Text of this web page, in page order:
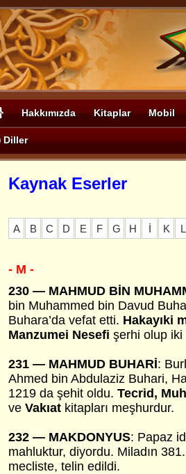
Hakkımızda Kitaplar Mobil
Diller
Kaynak Eserler
A B C D E F G H İ K L
- M -
230 — MAHMUD BİN
bin Muhammed bin Davud
Buhara’da vefat etti. Hakayıki
Manzumei Nesefi şerhi olup iki
231 — MAHMUD BUHARİ:
Ahmed bin Abdulaziz Buhari,
1219 da şehit oldu. Tecrid,
ve Vakıat kitapları meşhurdur.
232 — MAKDONYUS: Papaz
mahluktur, diyordu. Miladın
mecliste, telin edildi.